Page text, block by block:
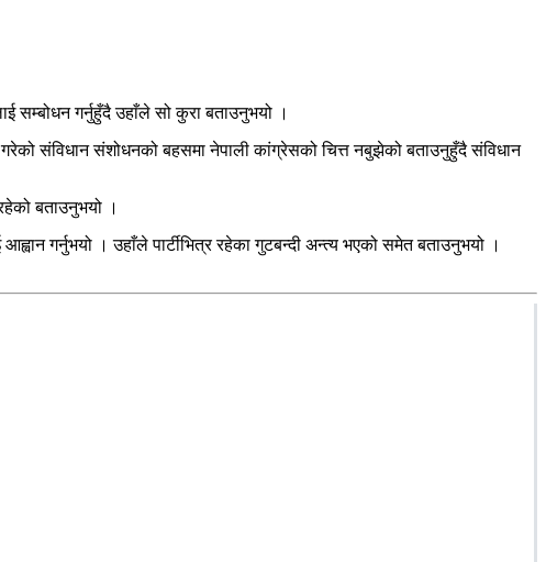
सम्बोधन गर्नुहुँदै उहाँले सो कुरा बताउनुभयो ।
संविधान संशोधनको बहसमा नेपाली कांग्रेसको चित्त नबुझेको बताउनुहुँदै संविधान
बताउनुभयो ।
गर्नुभयो । उहाँले पार्टीभित्र रहेका गुटबन्दी अन्त्य भएको समेत बताउनुभयो ।